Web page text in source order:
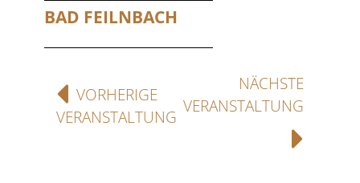
BAD FEILNBACH
VORHERIGE
VERANSTALTUNG
NÄCHSTE
VERANSTALTUNG